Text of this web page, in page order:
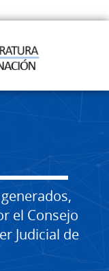
el Consejo
Judicial de